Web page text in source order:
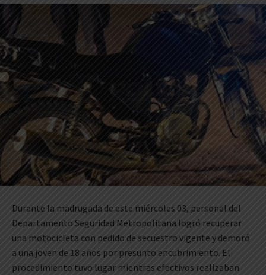
Durante la madrugada de este miércoles 03, personal del
Departamento Seguridad Metropolitana logró recuperar
una motocicleta con pedido de secuestro vigente y demoró
a una joven de 18 años por presunto encubrimiento. El
procedimiento tuvo lugar mientras efectivos realizaban